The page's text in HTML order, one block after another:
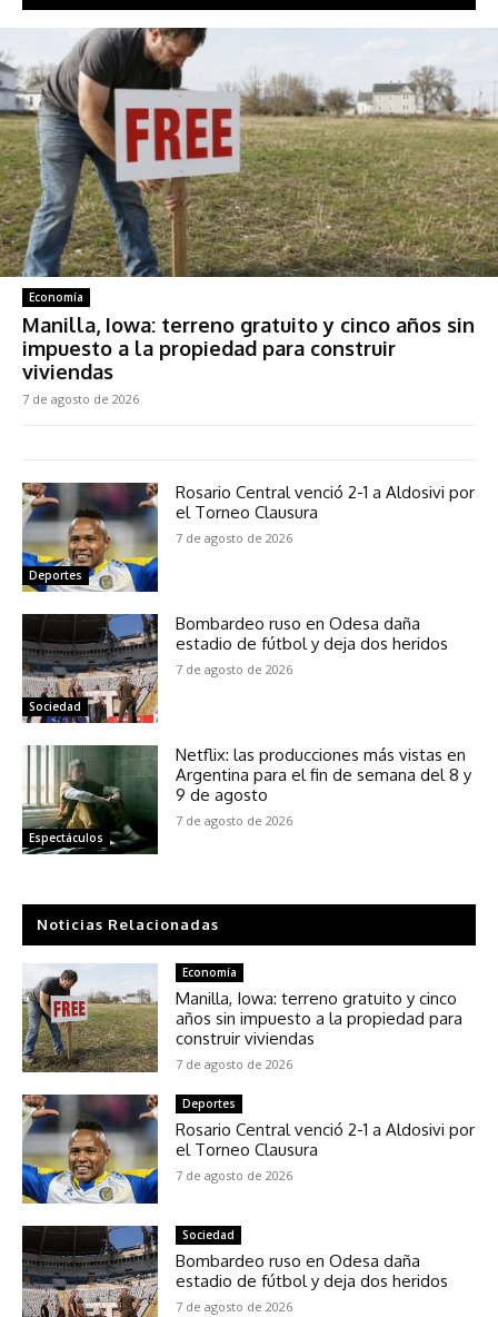
Economía
Manilla, Iowa: terreno gratuito y cinco años sin
impuesto a la propiedad para construir
viviendas
7 de agosto de 2026
Deportes
Rosario Central venció 2-1 a Aldosivi por
el Torneo Clausura
7 de agosto de 2026
Sociedad
Bombardeo ruso en Odesa daña
estadio de fútbol y deja dos heridos
7 de agosto de 2026
Espectáculos
Netflix: las producciones más vistas en
Argentina para el fin de semana del 8 y
9 de agosto
7 de agosto de 2026
Noticias Relacionadas
Economía
Manilla, Iowa: terreno gratuito y cinco
años sin impuesto a la propiedad para
construir viviendas
7 de agosto de 2026
Deportes
Rosario Central venció 2-1 a Aldosivi por
el Torneo Clausura
7 de agosto de 2026
Sociedad
Bombardeo ruso en Odesa daña
estadio de fútbol y deja dos heridos
7 de agosto de 2026